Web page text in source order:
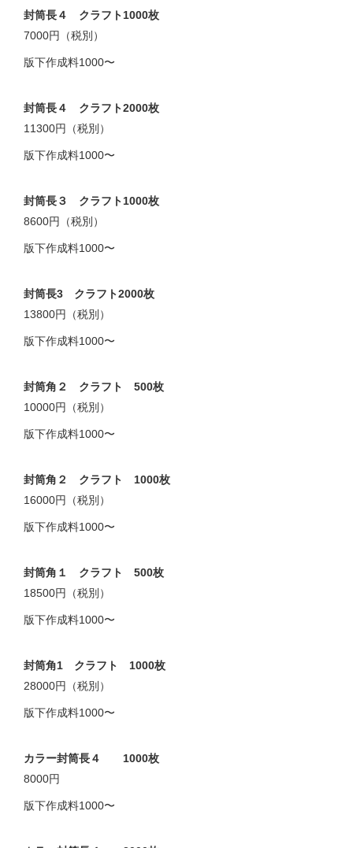
封筒長４ クラフト1000枚
7000円（税別）
版下作成料1000〜
封筒長４ クラフト2000枚
11300円（税別）
版下作成料1000〜
封筒長３ クラフト1000枚
8600円（税別）
版下作成料1000〜
封筒長3 クラフト2000枚
13800円（税別）
版下作成料1000〜
封筒角２ クラフト 500枚
10000円（税別）
版下作成料1000〜
封筒角２ クラフト 1000枚
16000円（税別）
版下作成料1000〜
封筒角１ クラフト 500枚
18500円（税別）
版下作成料1000〜
封筒角1 クラフト 1000枚
28000円（税別）
版下作成料1000〜
カラー封筒長４ 1000枚
8000円
版下作成料1000〜